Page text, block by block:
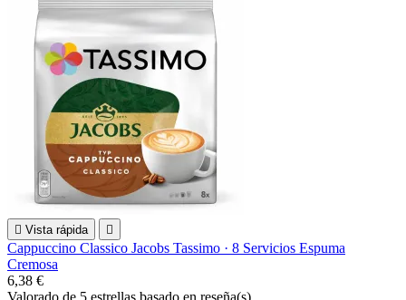
 Vista rápida 
Cappuccino Classico Jacobs Tassimo · 8 Servicios Espuma
Cremosa
6,38 €
Valorado de 5 estrellas basado en reseña(s)